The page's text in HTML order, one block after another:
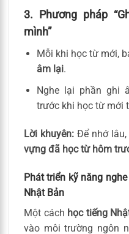
3. Phương pháp
mình”
Mỗi khi học từ mới,
âm lại.
Nghe lại phần ghi
trước khi học từ mới
Lời khuyên:Để nhớ lâu,
vựng đã học từ hôm
Phát triển kỹ năng
Nhật Bản
Một cách học tiếng
vào môi trường ngôn